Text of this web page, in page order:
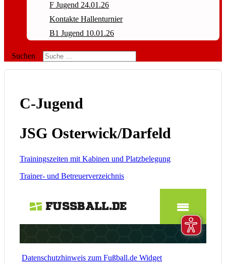
F Jugend 24.01.26
Kontakte Hallenturnier
B1 Jugend 10.01.26
Suchen
C-Jugend
JSG Osterwick/Darfeld
Trainingszeiten mit Kabinen und Platzbelegung
Trainer- und Betreuerverzeichnis
Datenschutzhinweis zum Fußball.de Widget